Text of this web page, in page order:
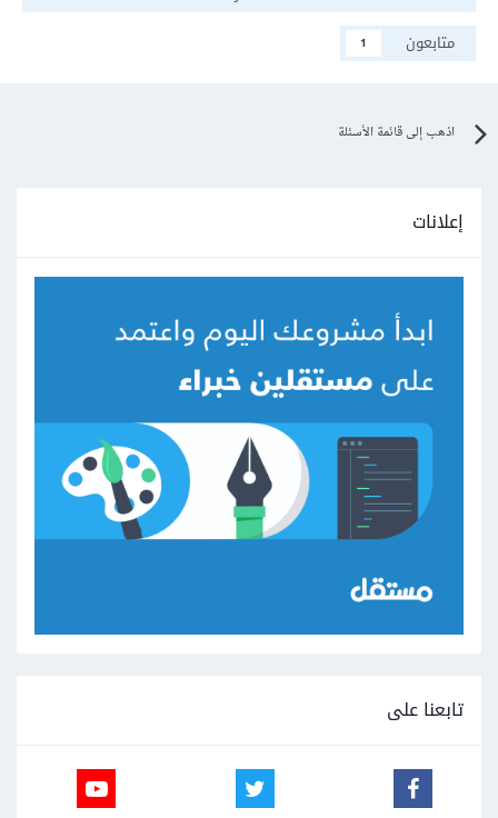
متابعون
1
اذهب إلى قائمة الأسئلة
إعلانات
تابعنا على